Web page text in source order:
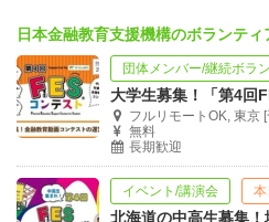
日本金融教育支援機構のボランティ
団体メンバー/継続ボラ
フルリモートOK, 東京
無料
長期歓迎
イベント/講演会 本